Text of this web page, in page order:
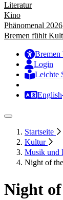
Literatur
Kino
Phänomenal 2026
Bremen fühlt
Bremen
Login
Leichte
English
Startseite
Kultur
Musik und
Night of
Night